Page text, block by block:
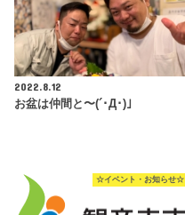
2022.8.12
お盆は仲間と〜(´･Д･)」
☆イベント・お知らせ☆